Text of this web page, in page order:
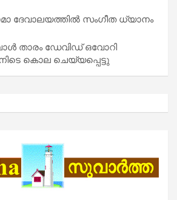
ദേവാലയത്തിൽ സംഗീത ധ്യാനം
താരം ഡേവിഡ് ഒവോറി
കൊല ചെയ്യപ്പെട്ടു